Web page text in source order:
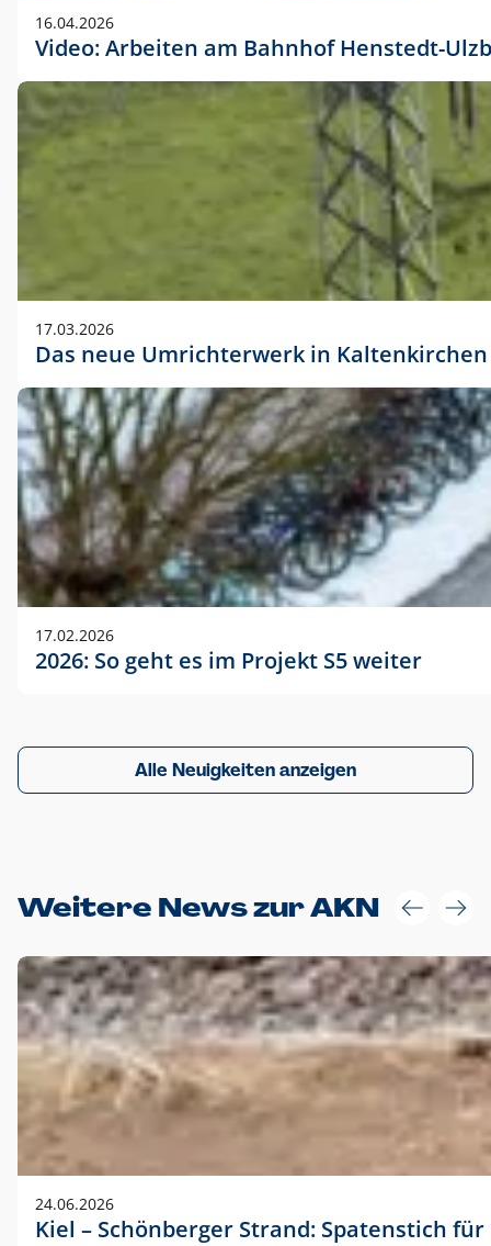
16.04.2026
Video: Arbeiten am Bahnhof Henstedt-
17.03.2026
Das neue Umrichterwerk in Kaltenkirchen
17.02.2026
2026: So geht es im Projekt S5 weiter
Alle Neuigkeiten anzeigen
Weitere News zur AKN
24.06.2026
Kiel – Schönberger Strand: Spatenstich